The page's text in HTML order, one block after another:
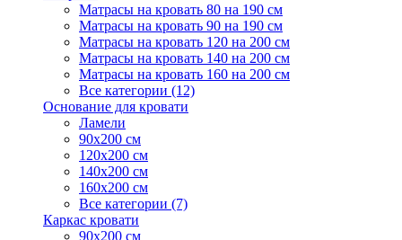
Матрасы на кровать 80 на 190 см
Матрасы на кровать 90 на 190 см
Матрасы на кровать 120 на 200 см
Матрасы на кровать 140 на 200 см
Матрасы на кровать 160 на 200 см
Все категории (12)
Основание для кровати
Ламели
90х200 см
120х200 см
140х200 см
160х200 см
Все категории (7)
Каркас кровати
90х200 см